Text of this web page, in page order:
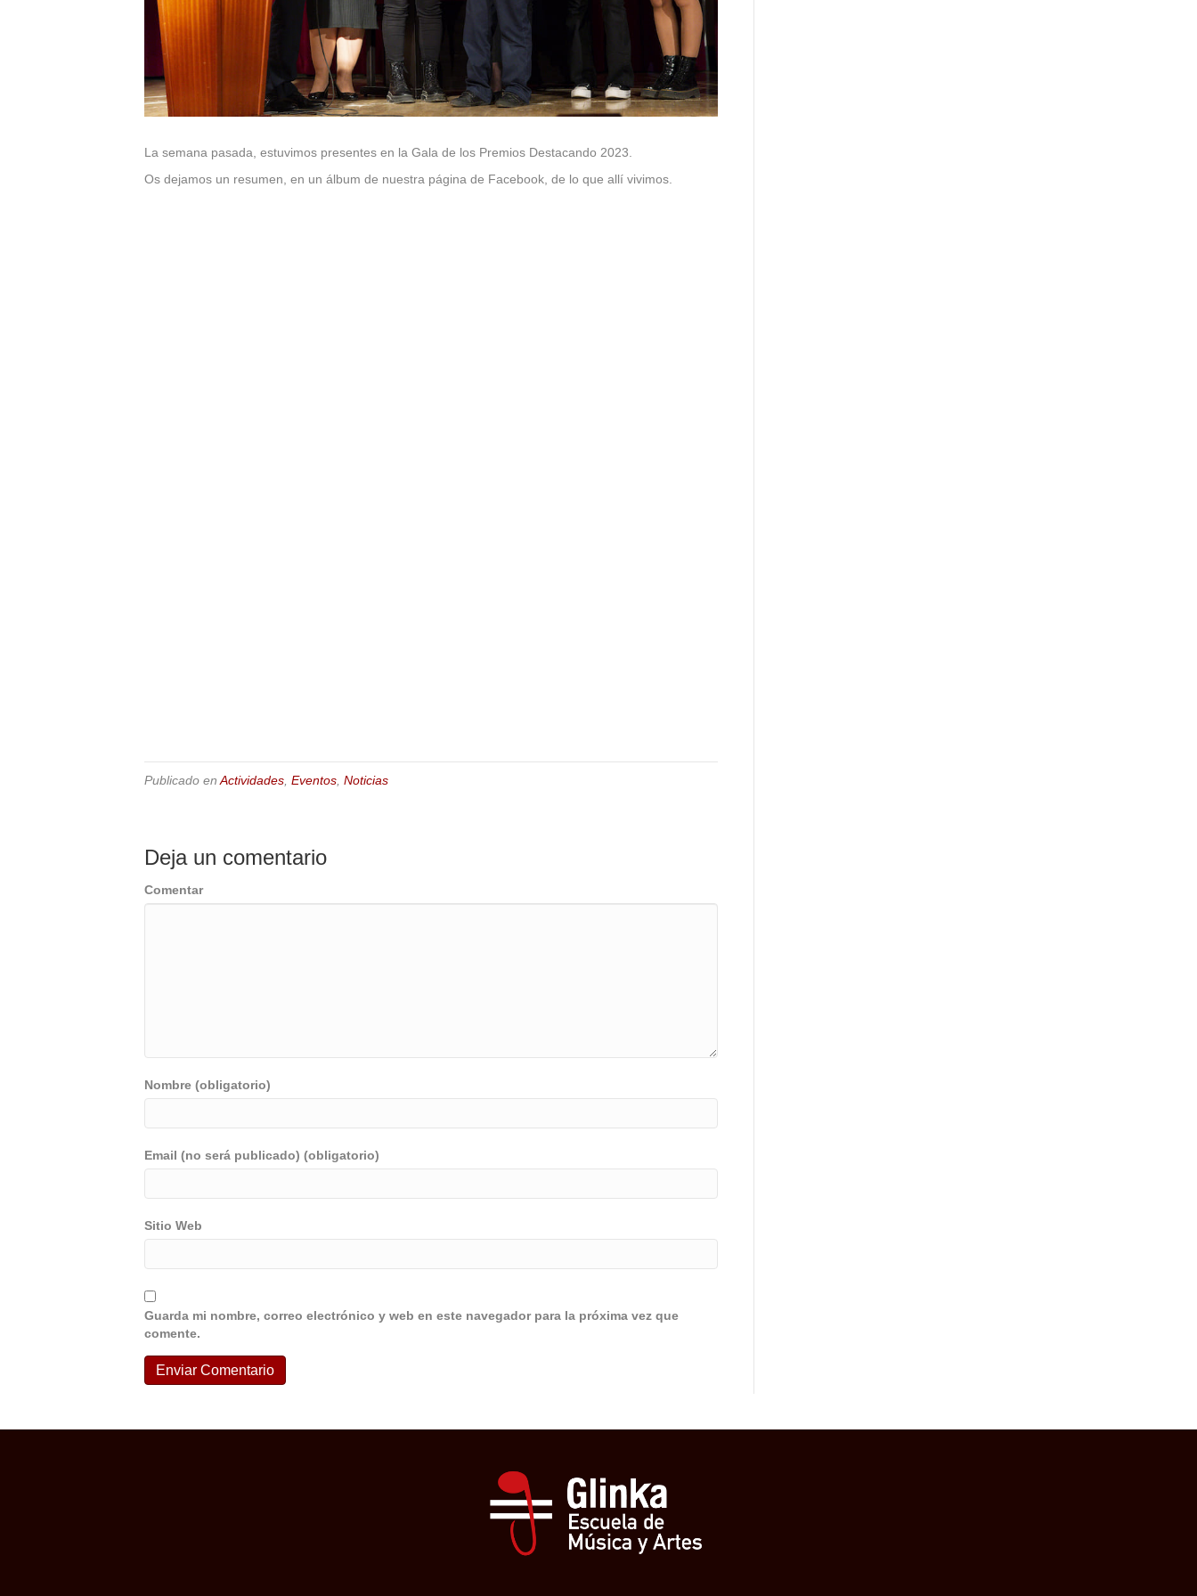
La semana pasada, estuvimos presentes en la Gala de los Premios Destacando 2023.
Os dejamos un resumen, en un álbum de nuestra página de Facebook, de lo que allí vivimos.
Publicado enActividades, Eventos, Noticias
Deja un comentario
Comentar
Nombre (obligatorio)
Email (no será publicado) (obligatorio)
Sitio Web
Guarda mi nombre, correo electrónico y web en este navegador para la próxima vez que
comente.